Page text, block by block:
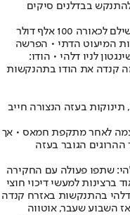
בבדלנים סיקים
בארה"ב הוגש כתב אישום נגד אזרח הודו, ששילם לכאורה 100 אלף דולר
המיעוט הדתי • הפרשה
לניו דלהי • הודו:
קנדה את הודו בתהנקשות
בעזה הנצורה חייב
לאחר מתקפת חמאס • אך
הגובר בעזה
שתפו פעולה עם החקירה
ברצינות למעשי דיכוי חוצי
דלהי בהתנקשות באזרח קנדה
השבוע שעבר, אוטווה